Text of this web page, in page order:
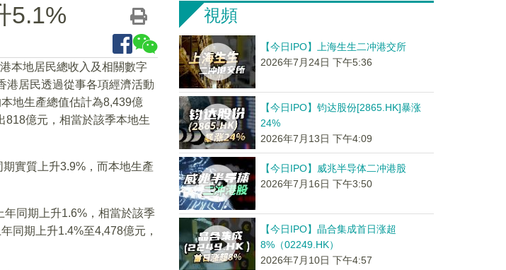
5.1%
本地居民總收入及相關數字
港居民透過從事各項經濟活動
地生產總值估計為8,439億
818億元，相當於該季本地生
實質上升3.9%，而本地生產
同期上升1.6%，相當於該季
同期上升1.4%至4,478億元，
視頻
【今日IPO】上海生生二冲港交所
2026年7月24日 下午5:36
【今日IPO】钧达股份[2865.HK]暴涨
24%
2026年7月13日 下午4:09
【今日IPO】威兆半导体二冲港股
2026年7月16日 下午3:50
【今日IPO】晶合集成首日涨超
8%（02249.HK）
2026年7月10日 下午4:57